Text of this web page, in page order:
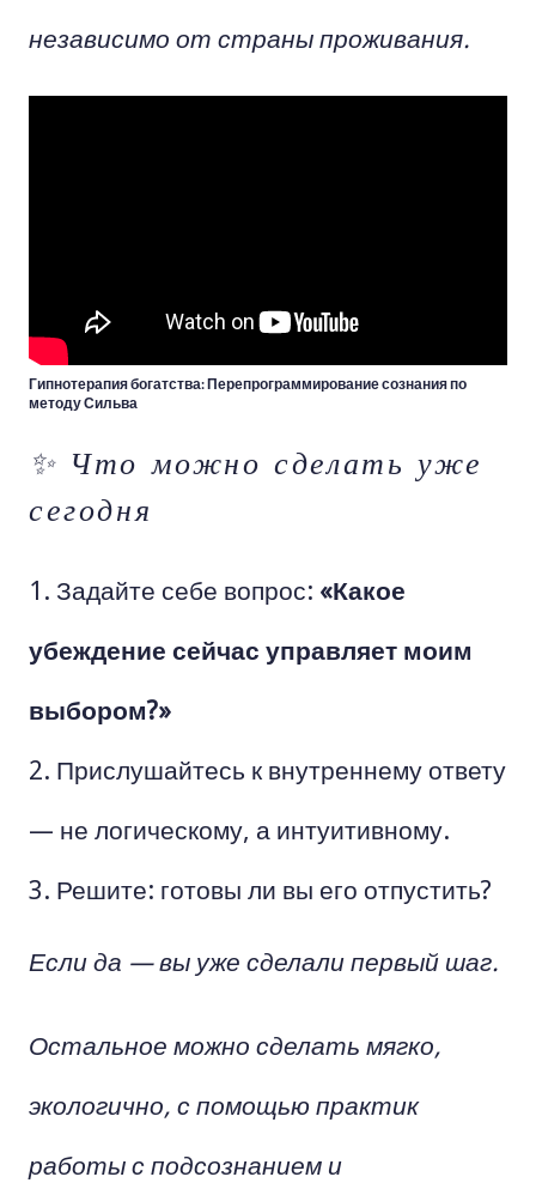
независимо от страны проживания.
Гипнотерапия богатства: Перепрограммирование сознания по
методу Сильва
✨ Что можно сделать уже
сегодня
Задайте себе вопрос: «Какое
убеждение сейчас управляет моим
выбором?»
Прислушайтесь к внутреннему ответу
— не логическому, а интуитивному.
Решите: готовы ли вы его отпустить?
Если да — вы уже сделали первый шаг.
Остальное можно сделать мягко,
экологично, с помощью практик
работы с подсознанием и